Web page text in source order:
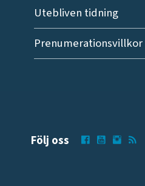
Utebliven tidning
Prenumerationsvillkor
Följ oss